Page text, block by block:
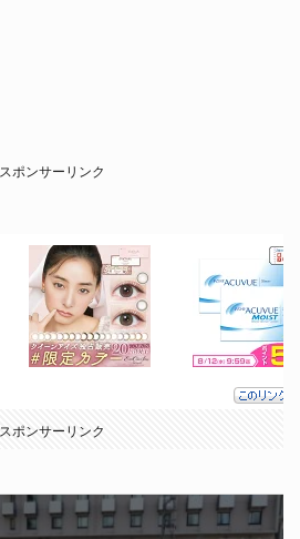
スポンサーリンク
スポンサーリンク